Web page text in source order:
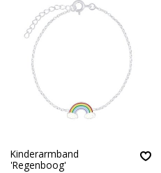
Kinderarmband
'Regenboog'